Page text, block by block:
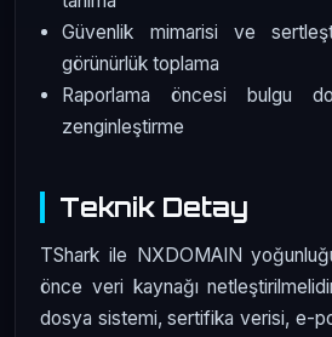
Güvenlik mimarisi ve
görünürlük toplama
Raporlama öncesi bulgu
zenginleştirme
Teknik Detay
TShark ile NXDOMAIN
önce veri kaynağı
dosya sistemi, sertifika verisi, e-